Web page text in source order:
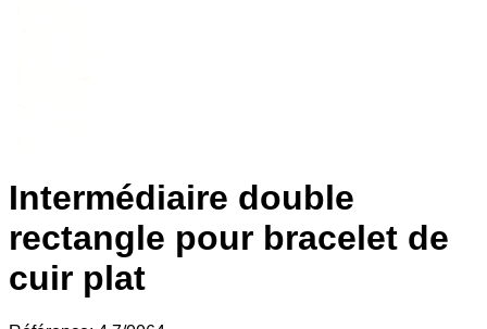
Intermédiaire double
rectangle pour bracelet de
cuir plat